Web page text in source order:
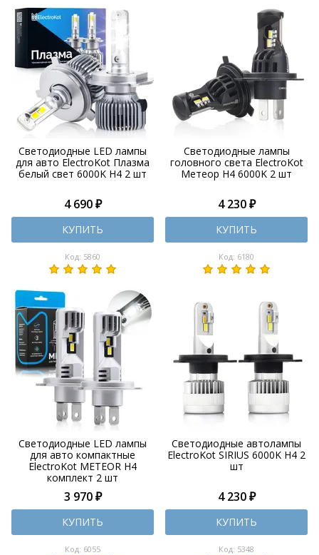
Светодиодные LED лампы
для авто ElectroKot Плазма
белый свет 6000K H4 2 шт
4 690 ₽
КУПИТЬ
Код: 5860
Светодиодные лампы
головного света ElectroKot
Метеор H4 6000K 2 шт
4 230 ₽
КУПИТЬ
Код: 6180
Светодиодные LED лампы
для авто компактные
ElectroKot METEOR H4
комплект 2 шт
3 970 ₽
КУПИТЬ
Код: 6055
Светодиодные автолампы
ElectroKot SIRIUS 6000K H4 2
шт
4 230 ₽
КУПИТЬ
Код: 5348